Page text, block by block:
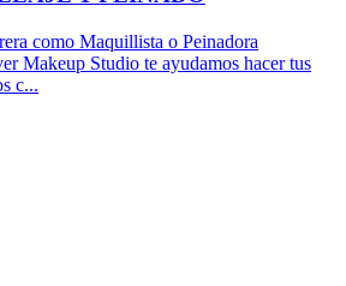
como Maquillista o Peinadora
Makeup Studio te ayudamos hacer tus
c...